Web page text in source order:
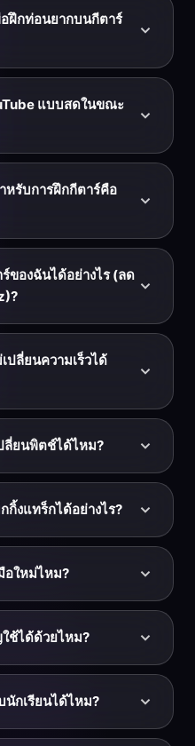
งเท่าเดิมทุกประการ
ของโซโลหรือริฟที่เร็วได้
แล้วค่อย ๆ เพิ่มความเร็วที
ยังทำแบบสดในบทเรียน
ฝึกท่อนยากบนกีตาร์
เพิ่มปุ่มควบคุม
Music โดยตรง
ลี่ยนคอร์ด หรือโซโลเดียว
ชะลอลงและในคีย์ใด
ขัดคือวิธีที่เร็วที่สุดในการ
แบบสดในขณะ
ของ KeyPitch แล้วมันจะ
งบน YouTube และ
ที่คุณฝึก คุณสามารถย้าย
เสียงที่แม่นยำหรือทีละ Hz
หนึ่งได้ โดยไม่ต้อง
โปรดในคีย์ที่เหมาะกับคุณ
รับการฝึกกีตาร์คือ
ะลอเพลงได้โดยไม่ลดพิตช์
การตั้งสายของคุณ และวน
ได้ทั้งสามอย่าง: ส่วนขยาย
YouTube และ YouTube
ราว์เซอร์สำหรับไฟล์ของ
แก้ไขแล้วเพื่อฝึกแบบออฟ
ของฉันได้อย่างไร (ลด
ห้ละเอียดตรงกับการตั้ง
Studio เพื่อย้ายคีย์ที
รเล่นตามเมื่อกีตาร์ของคุณ
ร็กลงครึ่งเสียง; สำหรับ
างอิงเป็น 432 Hz เพลงจะ
ปลี่ยนความเร็วได้
ร้างมาเพื่อ ขยับพิตช์หรือ
ะที่จังหวะและความยาวยัง
ปรับแบ็กกิ้งแทร็กให้เข้ากับ
อช้าลง
ลี่ยนพิตช์ได้ไหม?
เพื่อเปลี่ยน
จึงชะลอโซโลที่ดุเดือดได้
รงเสียง แล้วค่อยเพิ่ม
งแทร็กได้อย่างไร?
แล้วคุณสามารถตั้งไว้ใน
ของคุณ และวนซ้ำส่วนที่
วน์โหลดจาก Audio Studio
มื่อ — ที่ความเร็วเต็มหรือ
อใหม่ไหม?
ที่สุดจากการชะลอเพลง
การเปลี่ยนคอร์ดหรือริฟที
วเต็ม คุณยังย้ายเพลงไป
รตั้งสายของคุณได้ เมื่อคุณ
ง
ช้ได้ด้วยไหม?
าญใช้ KeyPitch เพื่อแกะ
ในลูปที่แม่นยำ ย้ายคีย์เพลง
บแทร็กไปสู่การตั้งสายแบบ
ที่ละเอียดและการย้ายคีย์ที
นักเรียนได้ไหม?
ยาย Chrome เพื่อชะลอ